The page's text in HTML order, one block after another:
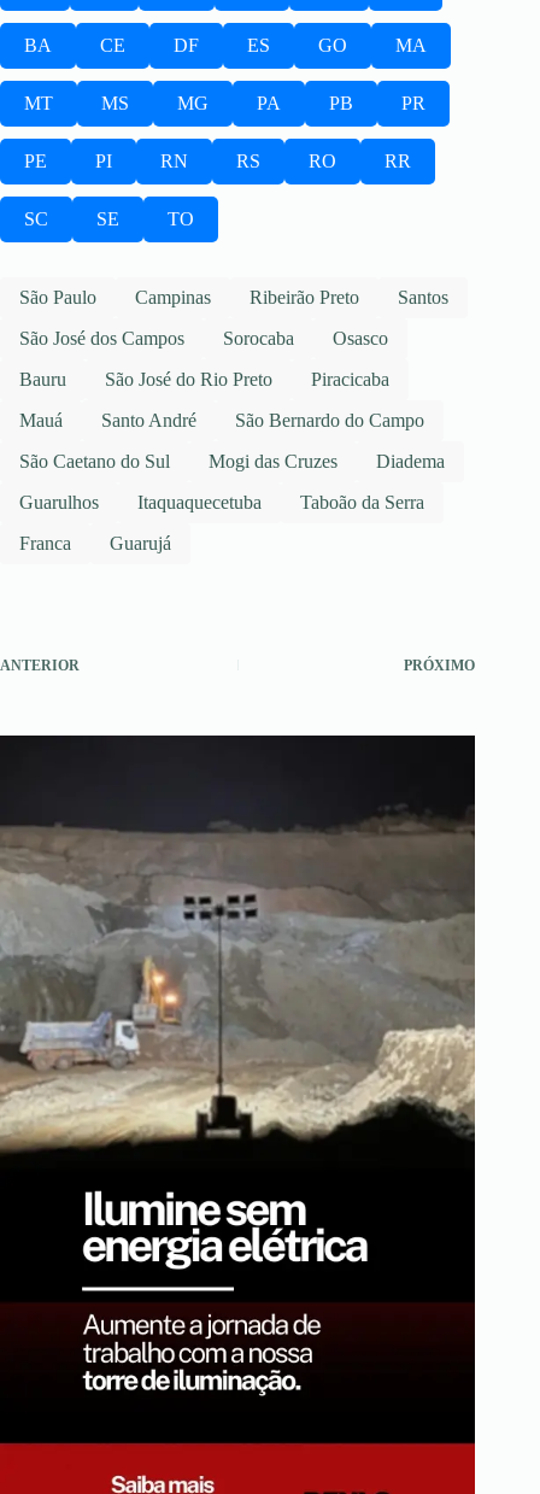
BA CE DF ES GO MA
MT MS MG PA PB PR
PE PI RN RS RO RR
SC SE TO
São Paulo Campinas Ribeirão Preto
Santos
São José dos Campos
Sorocaba
Osasco
Bauru
São José do Rio Preto
Piracicaba
Mauá
Santo André
São Bernardo do Campo
São Caetano do Sul
Mogi das Cruzes
Diadema
Guarulhos
Itaquaquecetuba
Taboão da Serra
Franca
Guarujá
ANTERIOR PRÓXIMO